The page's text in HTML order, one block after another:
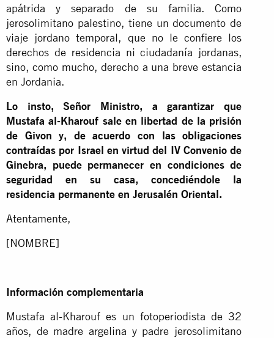
apátrida y separado de su familia. Como
jerosolimitano palestino, tiene un documento de
viaje jordano temporal, que no le confiere los
derechos de residencia ni ciudadanía jordanas,
sino, como mucho, derecho a una breve estancia
en Jordania.
Lo insto, Señor Ministro, a garantizar que
Mustafa al-Kharouf sale en libertad de la prisión
de Givon y, de acuerdo con las obligaciones
contraídas por Israel en virtud del IV Convenio de
Ginebra, puede permanecer en condiciones de
seguridad en su casa, concediéndole la
residencia permanente en Jerusalén Oriental.
Atentamente,
[NOMBRE]
Información complementaria
Mustafa al-Kharouf es un fotoperiodista de 32
años, de madre argelina y padre jerosolimitano